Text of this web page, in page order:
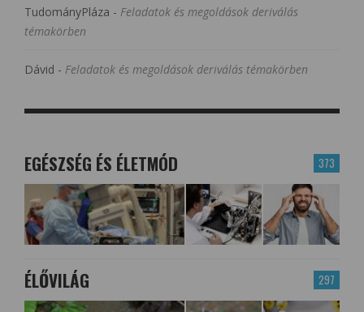
TudományPláza - Feladatok és megoldások deriválás
témakörben
Dávid - Feladatok és megoldások deriválás témakörben
373
EGÉSZSÉG ÉS ÉLETMÓD
297
ÉLŐVILÁG